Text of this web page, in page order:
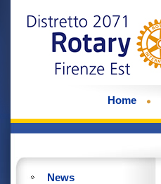
Home
News